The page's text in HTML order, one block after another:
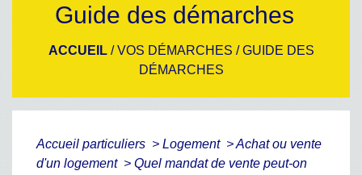
Guide des démarches
ACCUEIL/VOS DÉMARCHES /GUIDE DES
DÉMARCHES
Accueil particuliers > Logement >Achat ou vente
d'un logement > Quel mandat de vente peut-on